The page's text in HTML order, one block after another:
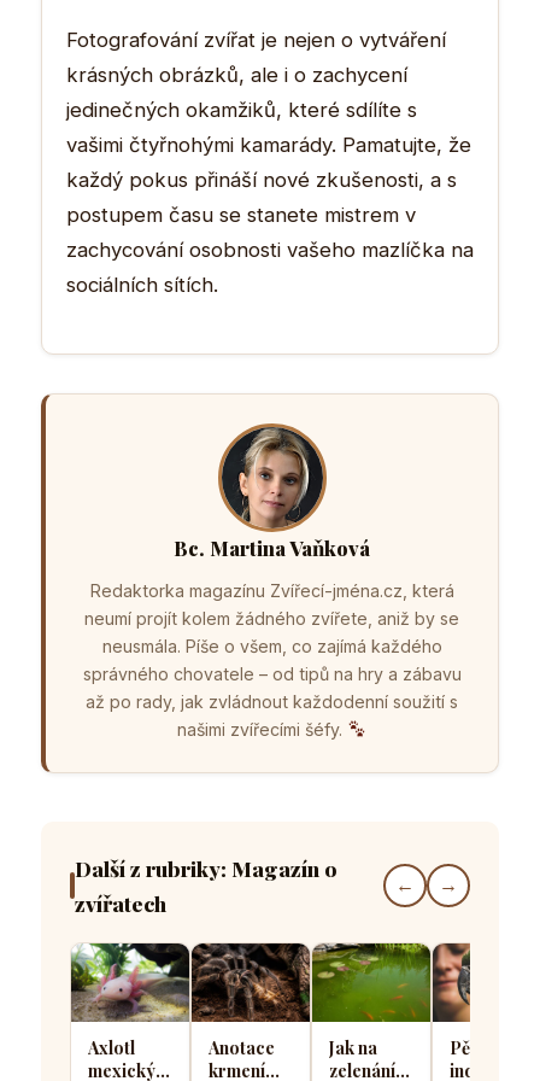
Fotografování zvířat je nejen o vytváření
krásných obrázků, ale i o zachycení
jedinečných okamžiků, které sdílíte s
vašimi čtyřnohými kamarády. Pamatujte, že
každý pokus přináší nové zkušenosti, a s
postupem času se stanete mistrem v
zachycování osobnosti vašeho mazlíčka na
sociálních sítích.
Bc. Martina Vaňková
Redaktorka magazínu Zvířecí-jména.cz, která
neumí projít kolem žádného zvířete, aniž by se
neusmála. Píše o všem, co zajímá každého
správného chovatele – od tipů na hry a zábavu
až po rady, jak zvládnout každodenní soužití s
našimi zvířecími šéfy.
Další z rubriky: Magazín o
zvířatech
← →
Axlotl
mexický v
Anotace
krmení
Jak na
zelenání
Pět